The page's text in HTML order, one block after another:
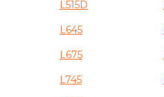
Dynabook RX
Dynabook Satellite
L515D
L645
L675
L745